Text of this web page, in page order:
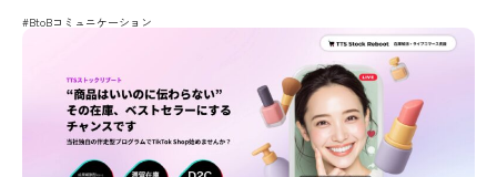
#BtoBコミュニケーション